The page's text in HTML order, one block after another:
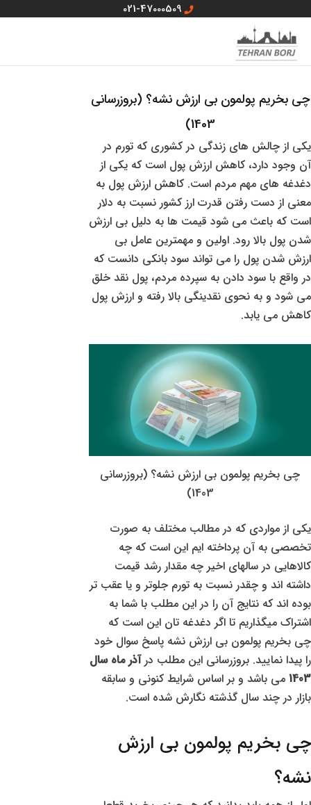
محتوا
021-47000509
چی بخریم پولمون بی ارزش نشه؟ (بروزرسانی
1403)
یکی از چالش های زندگی در کشوری که تورم در
آن وجود دارد، کاهش ارزش پول است که یکی از
دغدغه های مهم مردم است. کاهش ارزش پول به
معنی از دست رفتن قدرت ارز کشور نسبت به دلار
است که باعث می شود قیمت ها به دلیل بی ارزش
شدن پول بالا رود. اولین و مهمترین عامل بی
ارزش شدن پول را می تواند سود بانکی دانست که
در واقع با سود دادن به سپرده مردم، پول نقد خلق
می شود و به نحوی نقدینگی بالا رفته و ارزش پول
کاهش می یابد.
چی بخریم پولمون بی ارزش نشه؟ (بروزرسانی
1403)
یکی از مواردی که در مطالب مختلف به صورت
تخصصی به آن پرداخته ایم این است که چه
کالاهایی در سالهای اخیر چه مقدار رشد قیمت
داشته اند و چقدر نسبت به تورم جلوتر و یا عقب تر
بوده اند که نتایج آن را در این مطلب با شما به
اشتراک میگذاریم تا اگر دغدغه تان این است که
چی بخریم پولمون بی ارزش نشه پاسخ سوال خود
را پیدا نمایید. بروزرسانی این مطلب درآذر ماه سال
1403 می باشد و بر اساس شرایط کنونی و سابقه
بازار در چند سال گذشته نگارش شده است.
چی بخریم پولمون بی ارزش
نشه؟